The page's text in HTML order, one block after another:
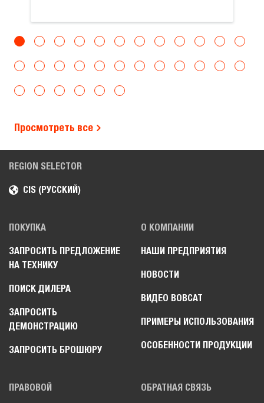
Просмотреть все
REGION SELECTOR
CIS (РУССКИЙ)
ПОКУПКА
ЗАПРОСИТЬ ПРЕДЛОЖЕНИЕ
НА ТЕХНИКУ
ПОИСК ДИЛЕРА
ЗАПРОСИТЬ
ДЕМОНСТРАЦИЮ
ЗАПРОСИТЬ БРОШЮРУ
О КОМПАНИИ
НАШИ ПРЕДПРИЯТИЯ
НОВОСТИ
ВИДЕО BOBCAT
ПРИМЕРЫ ИСПОЛЬЗОВАНИЯ
ОСОБЕННОСТИ ПРОДУКЦИИ
ПРАВОВОЙ ОБРАТНАЯ СВЯЗЬ